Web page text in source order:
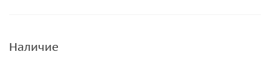
Наличие